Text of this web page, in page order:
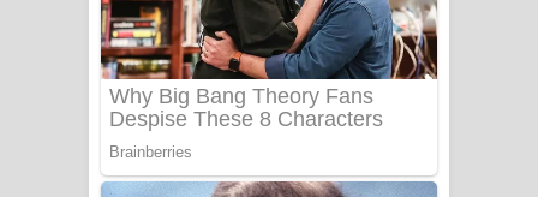
යායේ දිලෙනා ගීතයේ පද පෙළ
Ow Man Sosa Song Lyrics - ඔව් මං
සෝසා ගීතයේ පද පෙළ